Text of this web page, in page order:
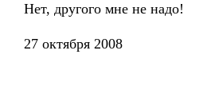
Нет, другого мне не надо!
27 октября 2008